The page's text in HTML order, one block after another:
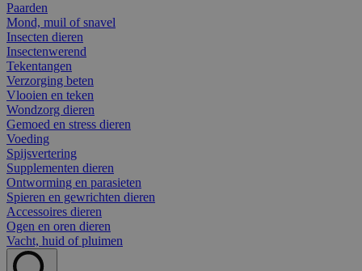
Paarden
Mond, muil of snavel
Insecten dieren
Insectenwerend
Tekentangen
Verzorging beten
Vlooien en teken
Wondzorg dieren
Gemoed en stress dieren
Voeding
Spijsvertering
Supplementen dieren
Ontworming en parasieten
Spieren en gewrichten dieren
Accessoires dieren
Ogen en oren dieren
Vacht, huid of pluimen